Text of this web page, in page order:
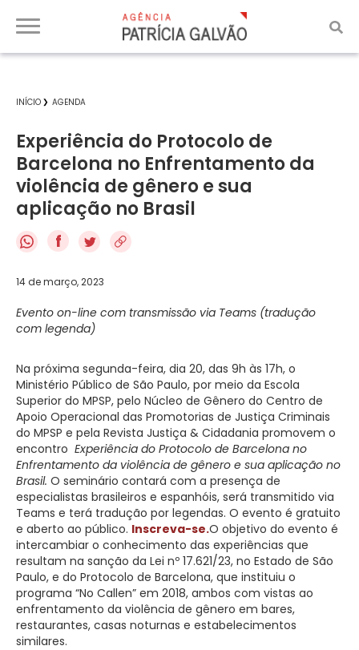
INÍCIO AGENDA
Experiência do Protocolo de
Barcelona no Enfrentamento da
violência de gênero e sua
aplicação no Brasil
f
14 de março, 2023
Evento on-line com transmissão via Teams (tradução
com legenda)
Na próxima segunda-feira, dia 20, das 9h às 17h, o
Ministério Público de São Paulo, por meio da Escola
Superior do MPSP, pelo Núcleo de Gênero do Centro de
Apoio Operacional das Promotorias de Justiça Criminais
do MPSP e pela Revista Justiça & Cidadania promovem o
encontro Experiência do Protocolo de Barcelona no
Enfrentamento da violência de gênero e sua aplicação no
Brasil. O seminário contará com a presença de
especialistas brasileiros e espanhóis, será transmitido via
Teams e terá tradução por legendas. O evento é gratuito
e aberto ao público. Inscreva-se.O objetivo do evento é
intercambiar o conhecimento das experiências que
resultam na sanção da Lei nº 17.621/23, no Estado de São
Paulo, e do Protocolo de Barcelona, que instituiu o
programa “No Callen” em 2018, ambos com vistas ao
enfrentamento da violência de gênero em bares,
restaurantes, casas noturnas e estabelecimentos
similares.